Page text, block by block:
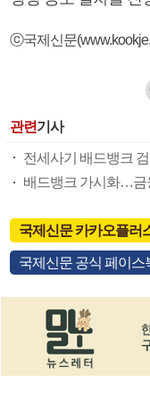
ⓒ국제신문
관련기사
전세사기 배드뱅크
배드뱅크 가시화…금
국제신문 카카오플러
국제신문 공식 페이스